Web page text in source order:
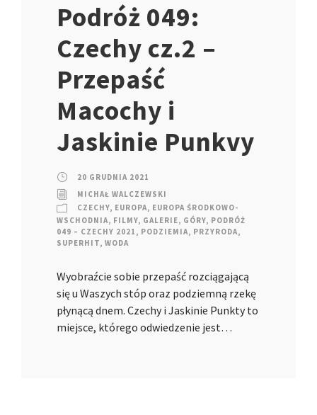
Podróż 049:
Czechy cz.2 –
Przepaść
Macochy i
Jaskinie Punkvy
20 GRUDNIA 2021
MICHAŁ WALCZEWSKI
CZECHY, EUROPA, EUROPA ŚRODKOWO-
WSCHODNIA, FILMY, GALERIE, GÓRY, PODRÓŻ
049 – CZECHY 2021 , PODZIEMIA, PRZYRODA,
SUPERHIT, WODA
Wyobraźcie sobie przepaść rozciągającą
się u Waszych stóp oraz podziemną rzekę
płynącą dnem. Czechy i Jaskinie Punkty to
miejsce, którego odwiedzenie jest…